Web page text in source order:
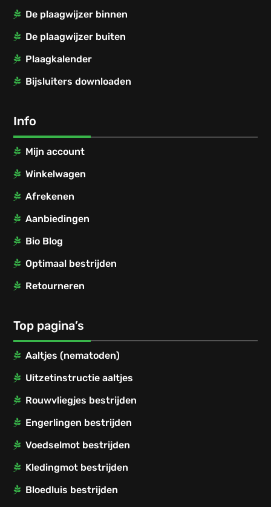
De plaagwijzer binnen
De plaagwijzer buiten
Plaagkalender
Bijsluiters downloaden
Info
Mijn account
Winkelwagen
Afrekenen
Aanbiedingen
Bio Blog
Optimaal bestrijden
Retourneren
Top pagina’s
Aaltjes (nematoden)
Uitzetinstructie aaltjes
Rouwvliegjes bestrijden
Engerlingen bestrijden
Voedselmot bestrijden
Kledingmot bestrijden
Bloedluis bestrijden